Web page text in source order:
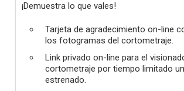
¡Demuestra lo que vales!
Tarjeta de agradecimiento on-line
los fotogramas del cortometraje.
Link privado on-line para el
cortometraje por tiempo limitado
estrenado.